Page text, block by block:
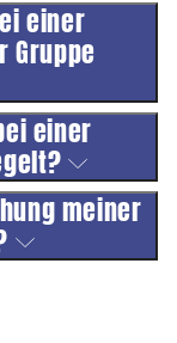
einer
Gruppe
einer
meiner